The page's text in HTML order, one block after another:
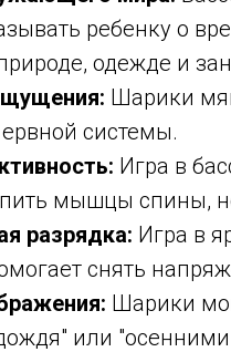
ребенку о
одежде и
Шарики
системы.
Игра в
мышцы спины,
разрядка: Игра в
снять
Шарики
или